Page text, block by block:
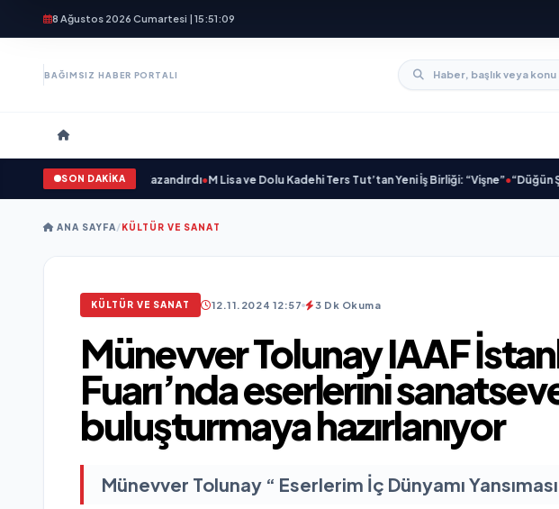
8 Ağustos 2026 Cumartesi | 15:51:11
BAĞIMSIZ HABER PORTALI
SON DAKİKA
Yeni Bir Marka Kazandırdı•M Lisa ve Dolu Kadehi Ters Tut’tan Yeni İş Birliği: “Vişne”•“Düğün
ANA SAYFA/KÜLTÜR VE SANAT
KÜLTÜR VE SANAT 12.11.2024 12:57 3 Dk Okuma
Münevver Tolunay IAAF
Fuarı’nda eserlerini
buluşturmaya hazırlanıyor
Münevver Tolunay “ Eserlerim İç Dünyamı